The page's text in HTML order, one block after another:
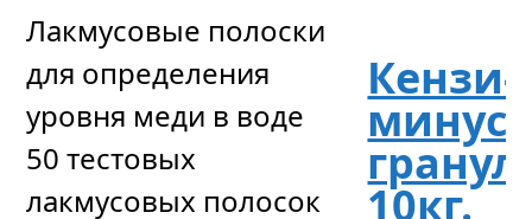
Лакмусовые полоски
для определения
уровня меди в воде
50 тестовых
лакмусовых полосок
Кензи-
минус,
10кг.